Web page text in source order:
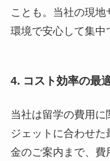
ことも。当社の現
環境で安心して集中
4. コスト効率の最
当社は留学の費用
ジェットに合わせ
金のご案内まで、費